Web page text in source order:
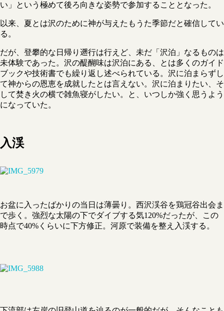
い」という極めて後ろ向きな姿勢で参加することとなった。
以来、夏とは沢のために神が与えたもうた季節だと確信してい
る。
だが、登攀的な日帰り遡行は行えど、未だ「沢泊」なるものは
未体験であった。沢の醍醐味は沢泊にある、とは多くのガイド
ブックや技術書でも繰り返し述べられている。沢に泊まらずし
て神からの恩恵を成就したとは言えない。沢に泊まりたい、そ
して焚き火の横で雑魚寝がしたい。と、いつしか強く思うよう
になっていた。
入渓
お盆に入ったばかりの当日は薄曇り。西沢渓谷を鶏冠谷出会ま
で歩く。強烈な太陽の下でダイブする気120%だったが、この
時点で40%くらいに下方修正。河原で装備を整え入渓する。